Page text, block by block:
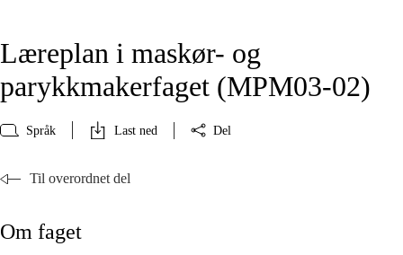
Læreplan i maskør- og
parykkmakerfaget (MPM03‑02)
Språk Last ned Del
Til overordnet del
Om faget